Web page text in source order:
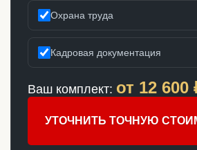
Охрана труда
Кадровая документация
Ваш комплект: от 12 600
УТОЧНИТЬ ТОЧНУЮ